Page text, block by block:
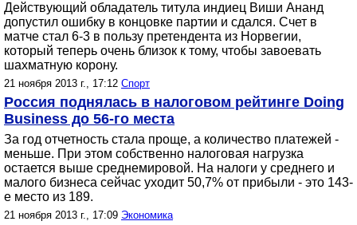
Действующий обладатель титула индиец Виши Ананд
допустил ошибку в концовке партии и сдался. Счет в
матче стал 6-3 в пользу претендента из Норвегии,
который теперь очень близок к тому, чтобы завоевать
шахматную корону.
21 ноября 2013 г., 17:12 Спорт
Россия поднялась в налоговом рейтинге Doing
Business до 56-го места
За год отчетность стала проще, а количество платежей -
меньше. При этом собственно налоговая нагрузка
остается выше среднемировой. На налоги у среднего и
малого бизнеса сейчас уходит 50,7% от прибыли - это 143-
е место из 189.
21 ноября 2013 г., 17:09 Экономика